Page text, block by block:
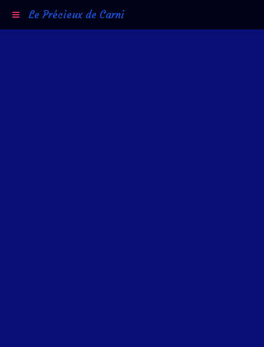
Le Précieux de Carni